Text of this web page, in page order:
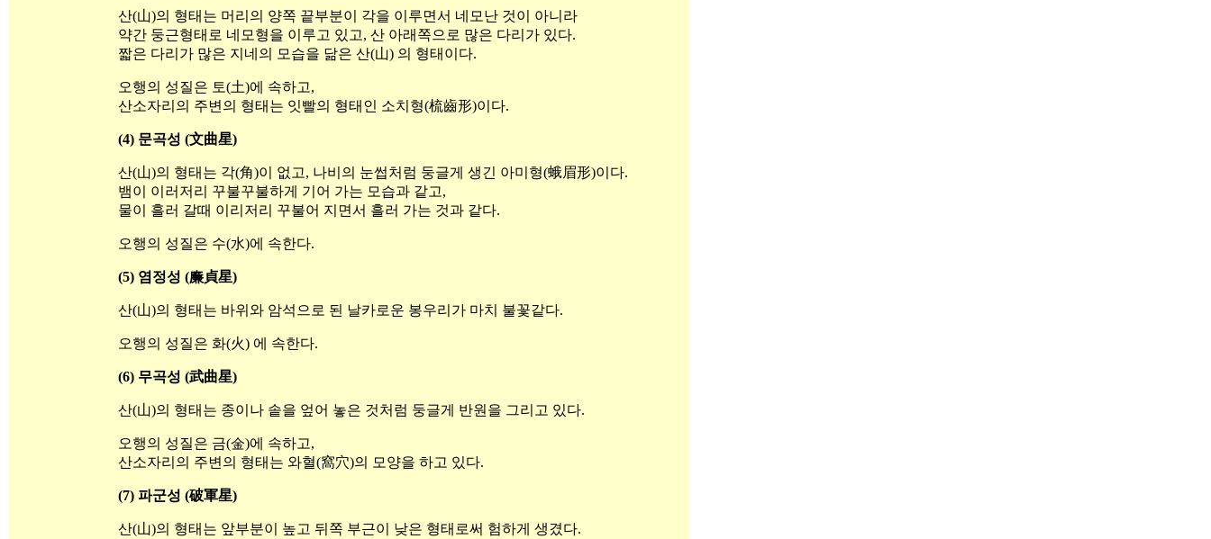
산(山)의 형태는 머리의 양쪽 끝부분이 각을 이루면서 네모난 것이 아니라
약간 둥근형태로 네모형을 이루고 있고, 산 아래쪽으로 많은 다리가 있다.
짧은 다리가 많은 지네의 모습을 닮은 산(山) 의 형태이다.
오행의 성질은 토(土)에 속하고,
산소자리의 주변의 형태는 잇빨의 형태인 소치형(梳齒形)이다.
(4) 문곡성 (文曲星)
산(山)의 형태는 각(角)이 없고, 나비의 눈썹처럼 둥글게 생긴 아미형(蛾眉形)이다.
뱀이 이러저리 꾸불꾸불하게 기어 가는 모습과 같고,
물이 흘러 갈때 이리저리 꾸불어 지면서 흘러 가는 것과 같다.
오행의 성질은 수(水)에 속한다.
(5) 염정성 (廉貞星)
산(山)의 형태는 바위와 암석으로 된 날카로운 봉우리가 마치 불꽃같다.
오행의 성질은 화(火) 에 속한다.
(6) 무곡성 (武曲星)
산(山)의 형태는 종이나 솥을 엎어 놓은 것처럼 둥글게 반원을 그리고 있다.
오행의 성질은 금(金)에 속하고,
산소자리의 주변의 형태는 와혈(窩穴)의 모양을 하고 있다.
(7) 파군성 (破軍星)
산(山)의 형태는 앞부분이 높고 뒤쪽 부근이 낮은 형태로써 험하게 생겼다.